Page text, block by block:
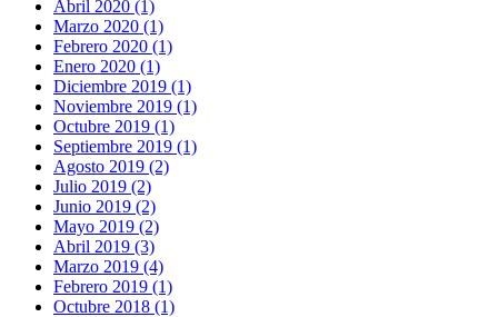
Abril 2020 (1)
Marzo 2020 (1)
Febrero 2020 (1)
Enero 2020 (1)
Diciembre 2019 (1)
Noviembre 2019 (1)
Octubre 2019 (1)
Septiembre 2019 (1)
Agosto 2019 (2)
Julio 2019 (2)
Junio 2019 (2)
Mayo 2019 (2)
Abril 2019 (3)
Marzo 2019 (4)
Febrero 2019 (1)
Octubre 2018 (1)